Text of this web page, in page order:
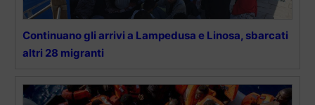
Continuano gli arrivi a Lampedusa e Linosa, sbarcati
altri 28 migranti